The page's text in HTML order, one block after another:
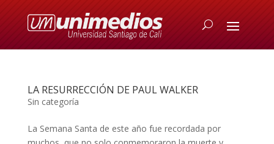
LA RESURRECCIÓN DE PAUL WALKER
Sin categoría
La Semana Santa de este año fue recordada por